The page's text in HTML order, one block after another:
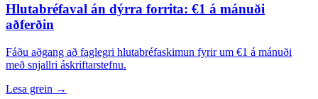
Hlutabréfaval án dýrra forrita: €1 á mánuði
aðferðin
Fáðu aðgang að faglegri hlutabréfaskimun fyrir um €1 á mánuði
með snjallri áskriftarstefnu.
Lesa grein →